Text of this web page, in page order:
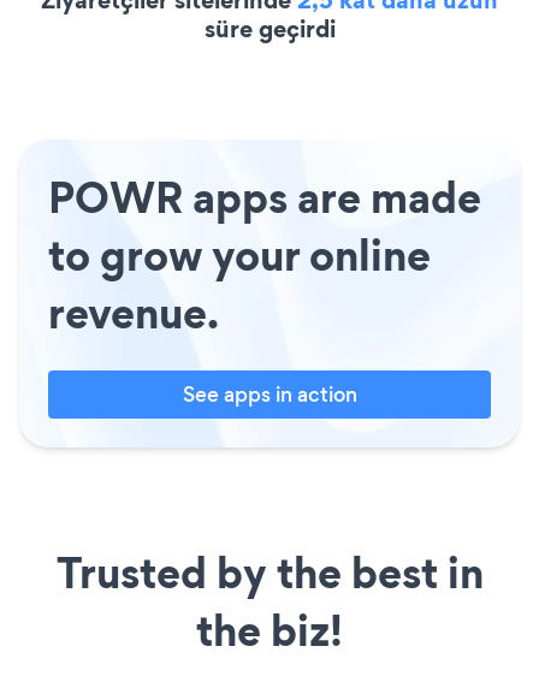
süre geçirdi
POWR apps are made
to grow your online
revenue.
See apps in action
Trusted by the best in
the biz!